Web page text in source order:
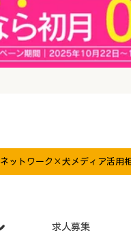
ットワーク×犬メディア活用
求人募集